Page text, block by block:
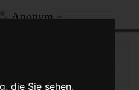
die Sie sehen,
Anonym
Spezialseite